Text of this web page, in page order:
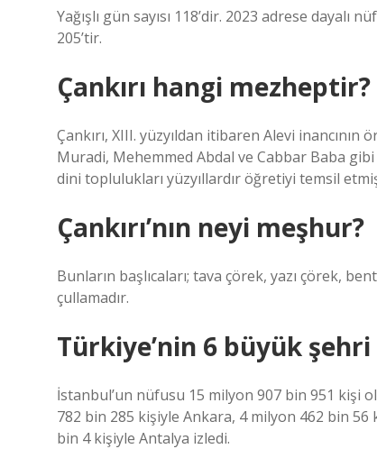
Yağışlı gün sayısı 118’dir. 2023 adrese
205’tir.
Çankırı hangi mezheptir?
Çankırı, XIII. yüzyıldan itibaren Alevi
Muradi, Mehemmed Abdal ve Cabbar Baba
dini toplulukları yüzyıllardır öğretiyi temsil
Çankırı’nın neyi meşhur?
Bunların başlıcaları; tava çörek, yazı çörek,
çullamadır.
Türkiye’nin 6 büyük şehri
İstanbul’un nüfusu 15 milyon 907 bin 951 kişi
782 bin 285 kişiyle Ankara, 4 milyon 462 bin
bin 4 kişiyle Antalya izledi.